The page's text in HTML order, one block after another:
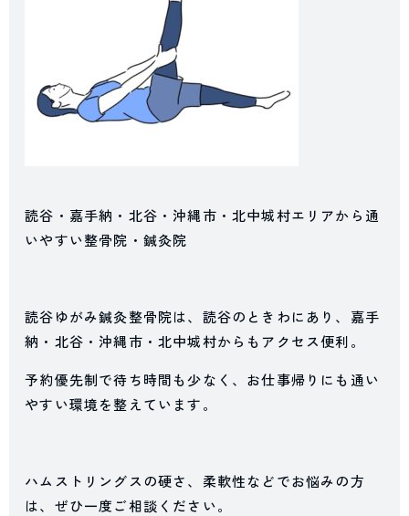
読谷・嘉手納・北谷・沖縄市・北中城村エリアから通
いやすい整骨院・鍼灸院
読谷ゆがみ鍼灸整骨院は、読谷のときわにあり、嘉手
納・北谷・沖縄市・北中城村からもアクセス便利。
予約優先制で待ち時間も少なく、お仕事帰りにも通い
やすい環境を整えています。
ハムストリングスの硬さ、柔軟性などでお悩みの方
は、ぜひ一度ご相談ください。